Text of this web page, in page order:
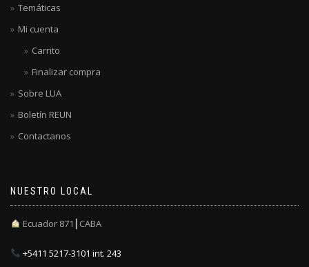
Temáticas
Mi cuenta
Carrito
Finalizar compra
Sobre LUA
Boletín REUN
Contactanos
NUESTRO LOCAL
Ecuador 871┃CABA
+5411 5217-3101 int. 243